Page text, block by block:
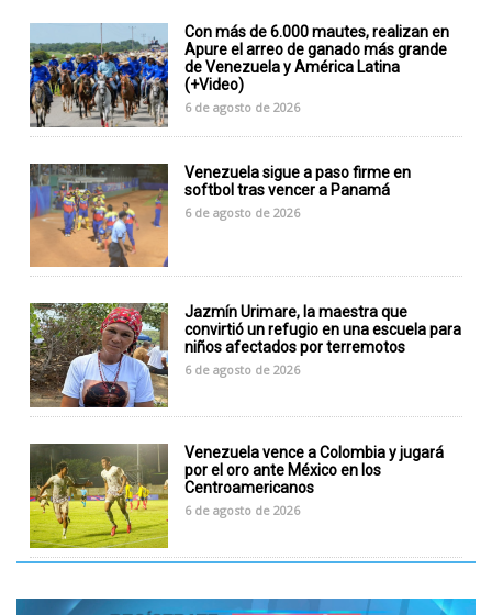
Con más de 6.000 mautes, realizan en
Apure el arreo de ganado más grande
de Venezuela y América Latina
(+Video)
6 de agosto de 2026
Venezuela sigue a paso firme en
softbol tras vencer a Panamá
6 de agosto de 2026
Jazmín Urimare, la maestra que
convirtió un refugio en una escuela para
niños afectados por terremotos
6 de agosto de 2026
Venezuela vence a Colombia y jugará
por el oro ante México en los
Centroamericanos
6 de agosto de 2026